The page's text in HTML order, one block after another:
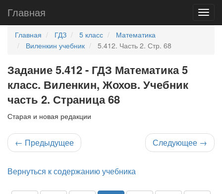
Главная
Главная ГДЗ 5 класс
Математика
Виленкин учебник
5.412. Часть 2. Стр. 68
Задание 5.412 - ГДЗ Математика 5
класс. Виленкин, Жохов. Учебник
часть 2. Страница 68
Старая и новая редакции
← Предыдущее Следующее →
Вернуться к содержанию учебника